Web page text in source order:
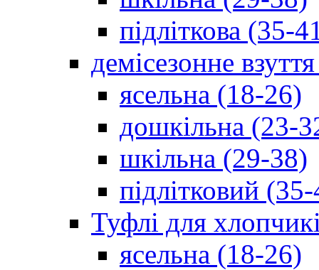
підліткова (35-
демісезонне
ясельна (18-26)
дошкільна (23-
шкільна (29-38)
підлітковий
Туфлі для
ясельна (18-26)